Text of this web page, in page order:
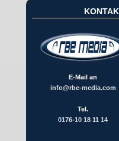
E-Mail an
info@rbe-media.com
Tel.
0176-10 18 11 14